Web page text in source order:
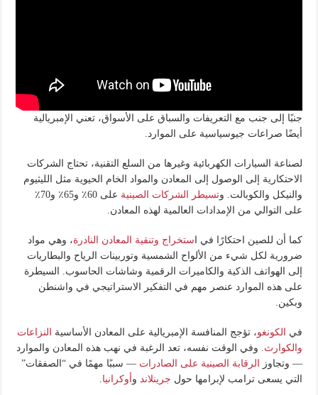
جنبًا إلى جنب مع التعريفات والسباق على الأسواق، تعني الإمبريالية
أيضًا صراعات جيوسياسية على الموارد.
لصناعة السيارات الكهربائية وغيرها من السلع التقنية، تحتاج الشركات
الاحتكارية إلى الوصول إلى المعادن والمواد الخام الحيوية مثل الليثيوم
والنيكل والكوبالت. وتسيطر الشركات الصينية
على 60٪ و65٪ و70٪
على التوالي من الإمدادات العالمية لهذه المعادن.
كما أن للصين احتكارًا في ا ستخراج وتنقية المعادن النادرة، وهي مواد
ضرورية لكل شيء من الألواح الشمسية وتوربينات الرياح والبطاريات
إلى الهواتف الذكية والكاميرات الرقمية وشاشات الحاسوب. السيطرة
على هذه الموارد عنصر مهم في التفكير الاستراتيجي في واشنطن
وبكين.
في الكونغو، تؤجج المنافسة الإمبريالية على المعادن الأساسية النزاعات
والكوارث. وفي الوقت نفسه، تعد الرغبة في نهب هذه المعادن والموارد
— وتجاوز
الرقابة الصينية على الصادرات — سببًا مهمًا في “الصفقات”
التي يسعى ترامب لإبرامها حول جرينلاند و أوكرانيا.